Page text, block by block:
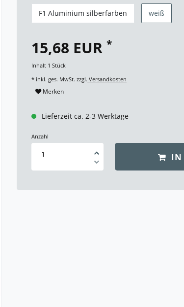
F1 Aluminium silberfarben weiß
15,68 EUR *
Inhalt 1 Stück
* inkl. ges. MwSt. zzgl. Versandkosten
Merken
Lieferzeit ca. 2-3 Werktage
Anzahl
IN